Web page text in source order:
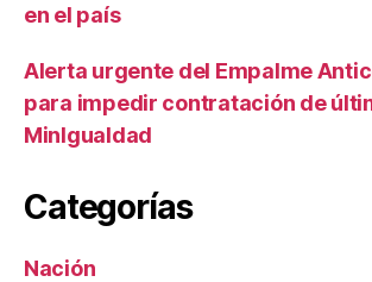
en el país
Alerta urgente del Empalme
para impedir contratación de
MinIgualdad
Categorías
Nación